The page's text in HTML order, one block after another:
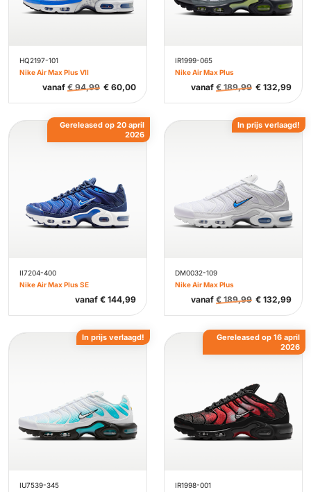
HQ2197-101
Nike Air Max Plus VII
vanaf €94,99 € 60,00
IR1999-065
Nike Air Max Plus
vanaf €189,99 € 132,99
II7204-400
Nike Air Max Plus SE
vanaf € 144,99
Gereleased op 20 april
2026
DM0032-109
Nike Air Max Plus
vanaf €189,99 € 132,99
In prijs verlaagd!
IU7539-345
In prijs verlaagd!
IR1998-001
Gereleased op 16 april
2026